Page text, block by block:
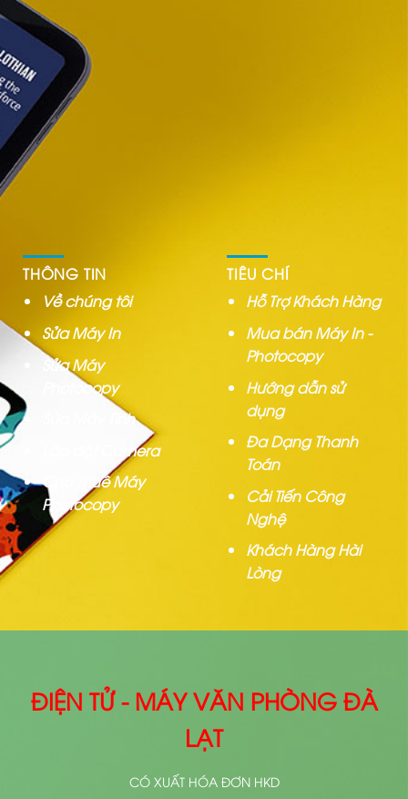
THÔNG TIN
Về chúng tôi
Sửa Máy In
Sửa Máy
Photocopy
Sửa Máy Tính
Lắp đặt Camera
Cho Thuê Máy
Photocopy
TIÊU CHÍ
Hỗ Trợ Khách Hàng
Mua bán Máy In -
Photocopy
Hướng dẫn sử
dụng
Đa Dạng Thanh
Toán
Cải Tiến Công
Nghệ
Khách Hàng Hài
Lòng
ĐIỆN TỬ - MÁY VĂN PHÒNG ĐÀ
LẠT
CÓ XUẤT HÓA ĐƠN HKD